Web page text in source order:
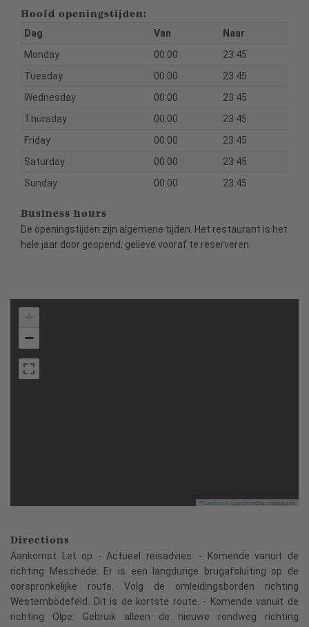
Hoofd openingstijden:
Dag Van
Naar
Monday
00:00
23:45
Tuesday
00:00
23:45
Wednesday
00:00
23:45
Thursday
00:00
23:45
Friday
00:00
23:45
Saturday
00:00
23:45
Sunday
00:00 23:45
Business hours
De openingstijden zijn algemene tijden. Het restaurant is het
hele jaar door geopend, gelieve vooraf te reserveren.
−
Leaflet OpenStreetMapcontributors
Directions
Aankomst Let op - Actueel reisadvies: - Komende vanuit de
richting Meschede: Er is een langdurige brugafsluiting op de
oorspronkelijke route. Volg de omleidingsborden richting
Westernbödefeld. Dit is de kortste route. - Komende vanuit de
richting Olpe: Gebruik alleen de nieuwe rondweg richting